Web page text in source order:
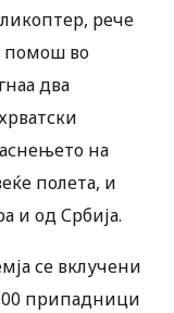
рече
помош во
два
на
полета, и
и од Србија.
се вклучени
припадници